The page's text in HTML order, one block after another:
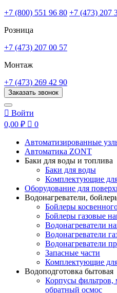
+7 (800) 551 96 80 +7 (473) 207
Розница
+7 (473) 207 00 57
Монтаж
+7 (473) 269 42 90
Заказать звонок
 Войти
0,00 ₽  0
Автоматизированные
Автоматика ZONT
Баки для воды и топлива
Баки для воды
Комплектующие
Оборудование для
Водонагреватели,
Бойлеры
Бойлеры газовые
Водонагреватели
Водонагреватели
Водонагреватели
Запасные части
Комплектующие для
Водоподготовка бытовая
Корпусы фильтров,
обратный осмос